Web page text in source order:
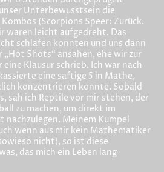
Unterbewusstsein die
(Scorpions Speer: Zurück.
waren leicht aufgedreht. Das
schlafen konnten und uns dann
„Hot Shots“ ansahen, ehe wir zur
eine Klausur schrieb. Ich war nach
eine saftige 5 in Mathe,
konzentrieren konnte. Sobald
sah ich Reptile vor mir stehen, der
zu machen, um direkt im
nachzulegen. Meinem Kumpel
wenn aus mir kein Mathematiker
nicht), so ist diese
das mich ein Leben lang